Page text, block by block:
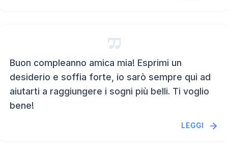
Buon compleanno amica mia! Esprimi un
desiderio e soffia forte, io sarò sempre qui ad
aiutarti a raggiungere i sogni più belli. Ti voglio
bene!
LEGGI